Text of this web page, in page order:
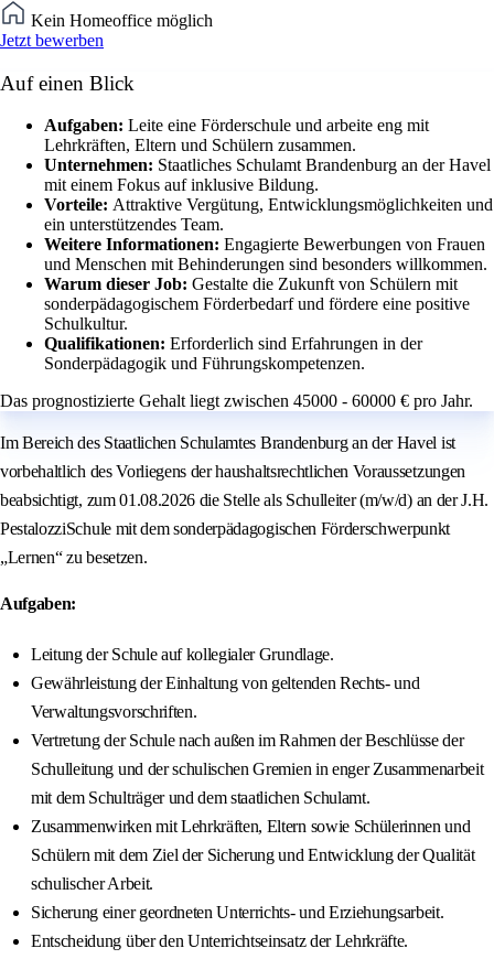
Kein Homeoffice möglich
Jetzt bewerben
Auf einen Blick
Aufgaben: Leite eine Förderschule und arbeite eng mit
Lehrkräften, Eltern und Schülern zusammen.
Unternehmen: Staatliches Schulamt Brandenburg an der Havel
mit einem Fokus auf inklusive Bildung.
Vorteile: Attraktive Vergütung, Entwicklungsmöglichkeiten und
ein unterstützendes Team.
Weitere Informationen: Engagierte Bewerbungen von Frauen
und Menschen mit Behinderungen sind besonders willkommen.
Warum dieser Job: Gestalte die Zukunft von Schülern mit
sonderpädagogischem Förderbedarf und fördere eine positive
Schulkultur.
Qualifikationen: Erforderlich sind Erfahrungen in der
Sonderpädagogik und Führungskompetenzen.
Das prognostizierte Gehalt liegt zwischen 45000 - 60000 € pro Jahr.
Im Bereich des Staatlichen Schulamtes Brandenburg an der Havel ist
vorbehaltlich des Vorliegens der haushaltsrechtlichen Voraussetzungen
beabsichtigt, zum 01.08.2026 die Stelle als Schulleiter (m/w/d) an der J.H.
PestalozziSchule mit dem sonderpädagogischen Förderschwerpunkt
„Lernen“ zu besetzen.
Aufgaben:
Leitung der Schule auf kollegialer Grundlage.
Gewährleistung der Einhaltung von geltenden Rechts- und
Verwaltungsvorschriften.
Vertretung der Schule nach außen im Rahmen der Beschlüsse der
Schulleitung und der schulischen Gremien in enger Zusammenarbeit
mit dem Schulträger und dem staatlichen Schulamt.
Zusammenwirken mit Lehrkräften, Eltern sowie Schülerinnen und
Schülern mit dem Ziel der Sicherung und Entwicklung der Qualität
schulischer Arbeit.
Sicherung einer geordneten Unterrichts- und Erziehungsarbeit.
Entscheidung über den Unterrichtseinsatz der Lehrkräfte.